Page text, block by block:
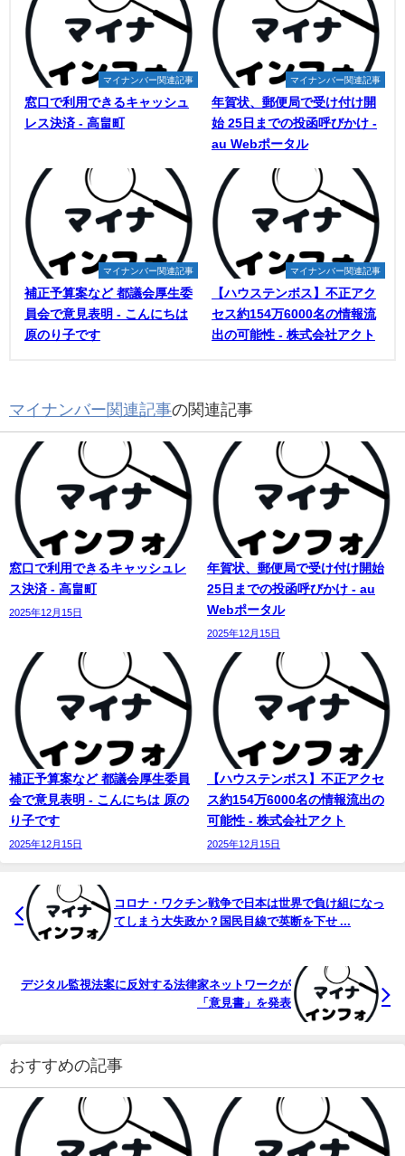
マイナンバー関連記事
窓口で利用できるキャッシュ
レス決済 - 高畠町
マイナンバー関連記事
年賀状、郵便局で受け付け開
始 25日までの投函呼びかけ -
au Webポータル
マイナンバー関連記事
補正予算案など 都議会厚生委
員会で意見表明 - こんにちは
原のり子です
マイナンバー関連記事
【ハウステンボス】不正アク
セス約154万6000名の情報流
出の可能性 - 株式会社アクト
マイナンバー関連記事の関連記事
窓口で利用できるキャッシュレ
ス決済 - 高畠町
2025年12月15日
年賀状、郵便局で受け付け開始
25日までの投函呼びかけ - au
Webポータル
2025年12月15日
補正予算案など 都議会厚生委員
会で意見表明 - こんにちは 原の
り子です
2025年12月15日
【ハウステンボス】不正アクセ
ス約154万6000名の情報流出の
可能性 - 株式会社アクト
2025年12月15日
コロナ・ワクチン戦争で日本は世界で負け組になっ
てしまう大失政か？国民目線で英断を下せ ...
デジタル監視法案に反対する法律家ネットワークが
「意見書」を発表
おすすめの記事